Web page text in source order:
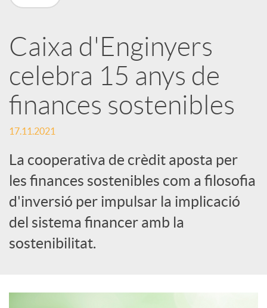
r
x
e
s
S
o
c
Caixa d'Enginyers
celebra 15 anys de
finances sostenibles
17.11.2021
La cooperativa de crèdit aposta per
les finances sostenibles com a filosofia
d'inversió per impulsar la implicació
del sistema financer amb la
sostenibilitat.